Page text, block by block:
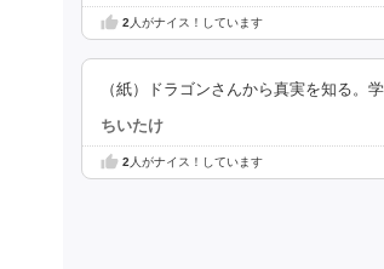
2 人がナイス！しています
（紙）ドラゴンさんから真実を知る。
ちいたけ
2 人がナイス！しています